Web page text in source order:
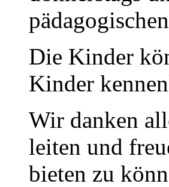
Die Kinder
Kinder
Wir danken
leiten und
bieten zu